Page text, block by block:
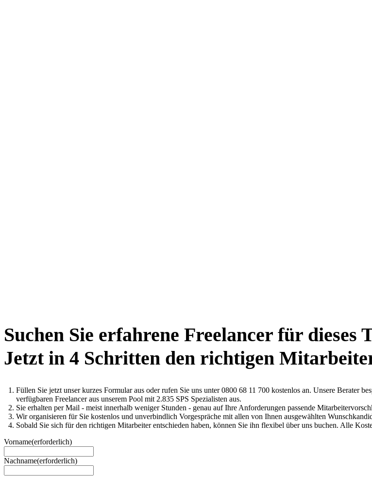
Suchen Sie erfahrene Freelancer für dieses
Jetzt in 4 Schritten den richtigen
Füllen Sie jetzt unser kurzes Formular aus oder rufen Sie uns unter 0800 68 11 700 kostenlos an. Unsere Berater
verfügbaren Freelancer aus unserem Pool mit 2.835 SPS Spezialisten aus.
Sie erhalten per Mail - meist innerhalb weniger Stunden - genau auf Ihre Anforderungen passende
Wir organisieren für Sie kostenlos und unverbindlich Vorgespräche mit allen von Ihnen ausgewählten
Sobald Sie sich für den richtigen Mitarbeiter entschieden haben, können Sie ihn flexibel über uns buchen. Alle
Vorname(erforderlich)
Nachname(erforderlich)